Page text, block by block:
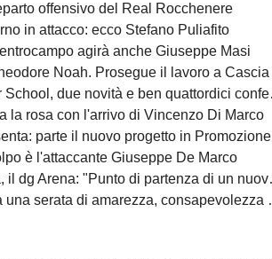
offensivo del Real Rocchenere
in attacco: ecco Stefano Puliafito
agirà anche Giuseppe Masi
Noah. Prosegue il lavoro a Cascia
due novità e ben quattordici conferme
la rosa con l'arrivo di Vincenzo Di Marco
parte il nuovo progetto in Promozione
è l'attaccante Giuseppe De Marco
Arena: "Punto di partenza di un nuovo percorso"
serata di amarezza, consapevolezza e speranza